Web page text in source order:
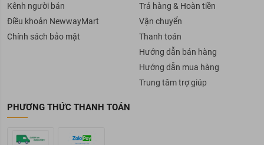
Kênh người bán
Điều khoản NewwayMart
Chính sách bảo mật
Trả hàng & Hoàn tiền
Vận chuyển
Thanh toán
Hướng dẫn bán hàng
Hướng dẫn mua hàng
Trung tâm trợ giúp
PHƯƠNG THỨC THANH TOÁN